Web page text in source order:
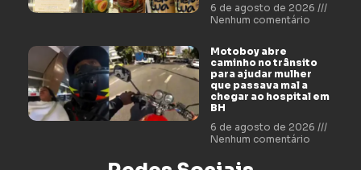
6 de agosto de 2026
Nenhum comentário
Motoboy abre
caminho no trânsito
para ajudar mulher
que passava mal a
chegar ao hospital em
BH
6 de agosto de 2026
Nenhum comentário